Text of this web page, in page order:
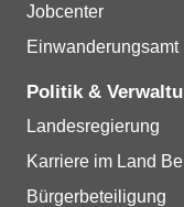
Jobcenter
Einwanderungsamt
Politik &
Landesregierung
Karriere im Land
Bürgerbeteiligung